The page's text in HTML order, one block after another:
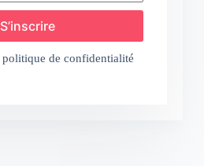
S’inscrire
politique de confidentialité